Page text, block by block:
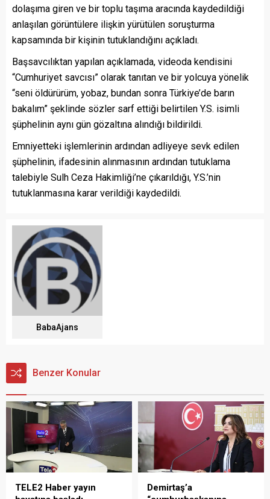
dolaşıma giren ve bir toplu taşıma aracında kaydedildiği
anlaşılan görüntülere ilişkin yürütülen soruşturma
kapsamında bir kişinin tutuklandığını açıkladı.
Başsavcılıktan yapılan açıklamada, videoda kendisini
“Cumhuriyet savcısı” olarak tanıtan ve bir yolcuya yönelik
“seni öldürürüm, yobaz, bundan sonra Türkiye’de barın
bakalım” şeklinde sözler sarf ettiği belirtilen Y.S. isimli
şüphelinin aynı gün gözaltına alındığı bildirildi.
Emniyetteki işlemlerinin ardından adliyeye sevk edilen
şüphelinin, ifadesinin alınmasının ardından tutuklama
talebiyle Sulh Ceza Hakimliği’ne çıkarıldığı, Y.S.’nin
tutuklanmasına karar verildiği kaydedildi.
BabaAjans
Benzer Konular
TELE2 Haber yayın
Demirtaş’a